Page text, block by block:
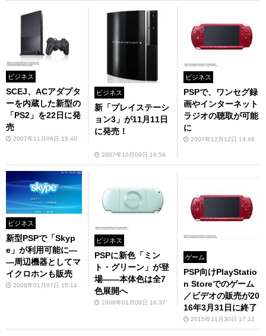
ビジネス
SCEJ、ACアダプタ
ーを内蔵した新型の
「PS2」を22日に発
売
2007年11月06日 15:40
ビジネス
新「プレイステーシ
ョン3」が11月11日
に発売！
2007年10月09日 16:56
ビジネス
PSPで、ワンセグ録
画やインターネット
ラジオの聴取が可能
に
2007年12月12日 14:46
ビジネス
新型PSPで「Skyp
e」が利用可能に―
―周辺機器としてマ
イクロホンも販売
2008年01月07日 15:14
ビジネス
PSPに新色「ミン
ト・グリーン」が登
場――本体色は全7
色展開へ
2008年01月09日 16:37
ゲーム
PSP向けPlayStatio
n Storeでのゲーム
／ビデオの販売が20
16年3月31日に終了
2015年11月30日 17:12